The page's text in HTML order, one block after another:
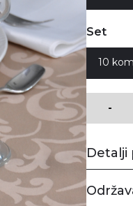
Set
10 kom
-
Detalji